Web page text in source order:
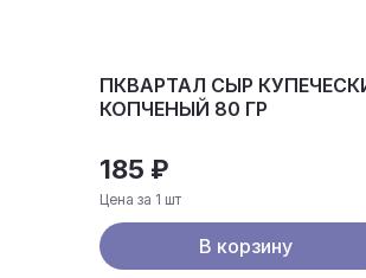
ПКВАРТАЛ СЫР
КОПЧЕНЫЙ 80 ГР
185 ₽
Цена за 1 шт
В корзину